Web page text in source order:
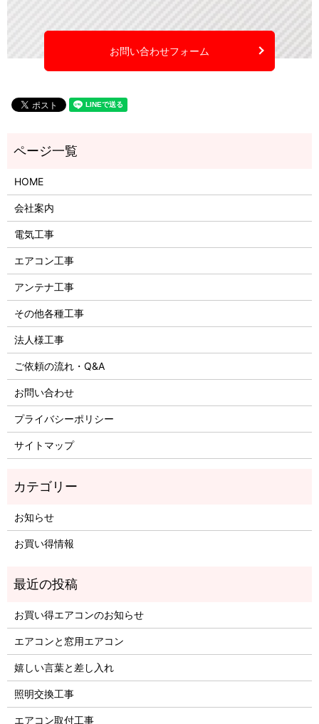
お問い合わせフォーム
HOME
会社案内
電気工事
エアコン工事
アンテナ工事
その他各種工事
法人様工事
ご依頼の流れ・Q&A
お問い合わせ
プライバシーポリシー
サイトマップ
お知らせ
お買い得情報
お買い得エアコンのお知らせ
エアコンと窓用エアコン
嬉しい言葉と差し入れ
照明交換工事
エアコン取付工事